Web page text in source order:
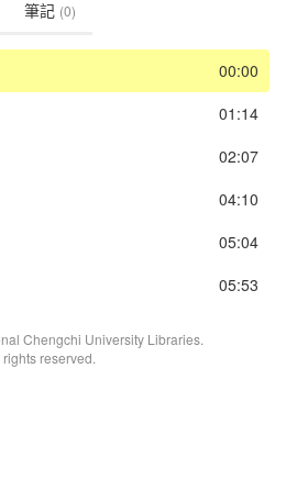
筆記 (0)
00:00
01:14
02:07
04:10
05:04
05:53
Chengchi University Libraries.
reserved.